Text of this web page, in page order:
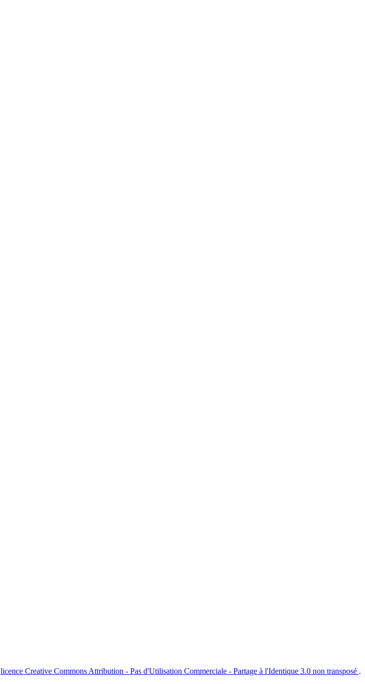
licence Creative Commons Attribution - Pas d'Utilisation Commerciale - Partage à l'Identique 3.0 non transposé .